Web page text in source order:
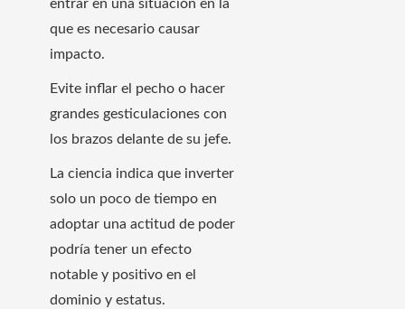
entrar en una situación en la
que es necesario causar
impacto.
Evite inflar el pecho o hacer
grandes gesticulaciones con
los brazos delante de su jefe.
La ciencia indica que inverter
solo un poco de tiempo en
adoptar una actitud de poder
podría tener un efecto
notable y positivo en el
dominio y estatus.